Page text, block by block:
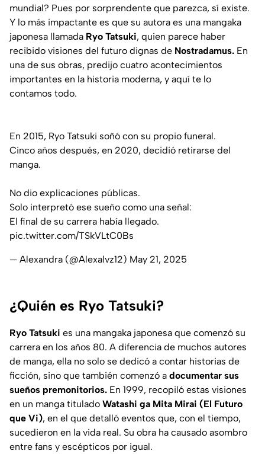
mundial? Pues por sorprendente que parezca, sí existe.
Y lo más impactante es que su autora es una mangaka
japonesa llamada Ryo Tatsuki, quien parece haber
recibido visiones del futuro dignas de Nostradamus. En
una de sus obras, predijo cuatro acontecimientos
importantes en la historia moderna, y aquí te lo
contamos todo.
En 2015, Ryo Tatsuki soñó con su propio funeral.
Cinco años después, en 2020, decidió retirarse del
manga.
No dio explicaciones públicas.
Solo interpretó ese sueño como una señal:
El final de su carrera había llegado.
pic.twitter.com/TSkVLtC0Bs
— Alexandra (@Alexalvz12) May 21, 2025
¿Quién es Ryo Tatsuki?
Ryo Tatsuki es una mangaka japonesa que comenzó su
carrera en los años 80. A diferencia de muchos autores
de manga, ella no solo se dedicó a contar historias de
ficción, sino que también comenzó a documentar sus
sueños premonitorios. En 1999, recopiló estas visiones
en un manga titulado Watashi ga Mita Mirai (El Futuro
que Vi), en el que detalló eventos que, con el tiempo,
sucedieron en la vida real. Su obra ha causado asombro
entre fans y escépticos por igual.